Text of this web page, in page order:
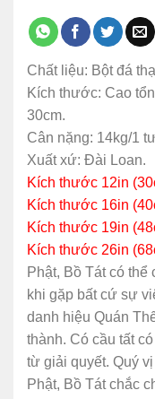
Chất liệu: Bột đá
Kích thước: Cao
30cm.
Cân nặng: 14kg/1
Xuất xứ: Đài Loan.
Kích thước 12in
Kích thước 16in
Kích thước 19in
Kích thước 26in
Phật, Bồ Tát có
khi gặp bất cứ sự
danh hiệu Quán
thành. Có cầu tất
từ giải quyết. Quý
Phật, Bồ Tát chắc